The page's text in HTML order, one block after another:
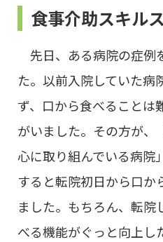
食事介助スキル
先日、ある病院の症例
た。以前入院していた病
ず、口から食べることは
がいました。その方が、
心に取り組んでいる病院
すると転院初日から口か
ました。もちろん、転院
べる機能がぐっと向上し